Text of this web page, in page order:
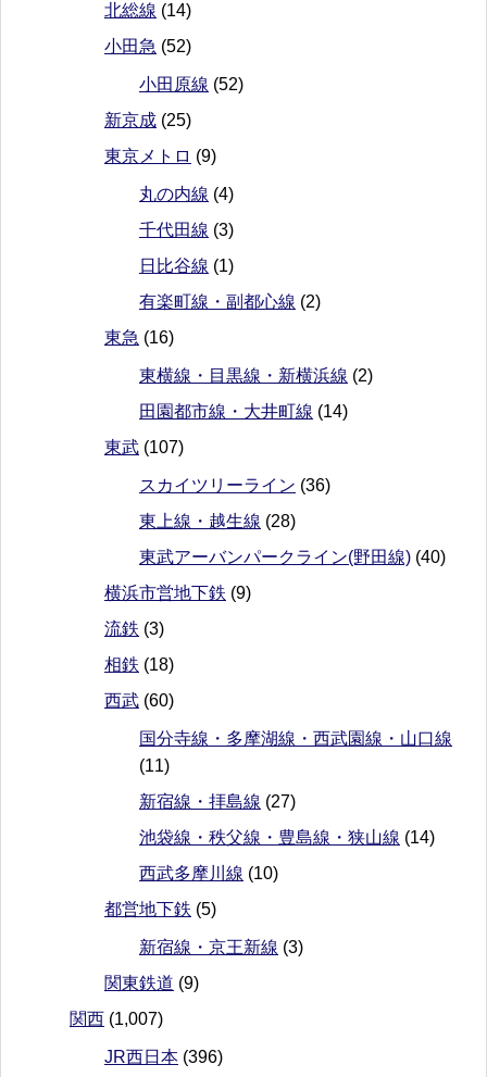
北総線 (14)
小田急 (52)
小田原線 (52)
新京成 (25)
東京メトロ (9)
丸の内線 (4)
千代田線 (3)
日比谷線 (1)
有楽町線・副都心線 (2)
東急 (16)
東横線・目黒線・新横浜線 (2)
田園都市線・大井町線 (14)
東武 (107)
スカイツリーライン (36)
東上線・越生線 (28)
東武アーバンパークライン(野田線) (40)
横浜市営地下鉄 (9)
流鉄 (3)
相鉄 (18)
西武 (60)
国分寺線・多摩湖線・西武園線・山口線
(11)
新宿線・拝島線 (27)
池袋線・秩父線・豊島線・狭山線 (14)
西武多摩川線 (10)
都営地下鉄 (5)
新宿線・京王新線 (3)
関東鉄道 (9)
関西 (1,007)
JR西日本 (396)